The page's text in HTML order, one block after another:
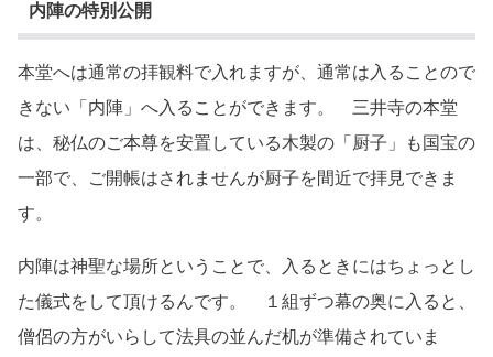
内陣の特別公開
本堂へは通常の拝観料で入れますが、通常は入ることので
きない「内陣」へ入ることができます。 三井寺の本堂
は、秘仏のご本尊を安置している木製の「厨子」も国宝の
一部で、ご開帳はされませんが厨子を間近で拝見できま
す。
内陣は神聖な場所ということで、入るときにはちょっとし
た儀式をして頂けるんです。 １組ずつ幕の奥に入ると、
僧侶の方がいらして法具の並んだ机が準備されていま